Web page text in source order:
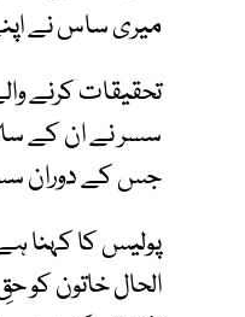
میری ساس نے
تحقیقات کرنے
سسر نے ان کے
جس کے دوران
پولیس کا کہنا
الحال خاتون کو